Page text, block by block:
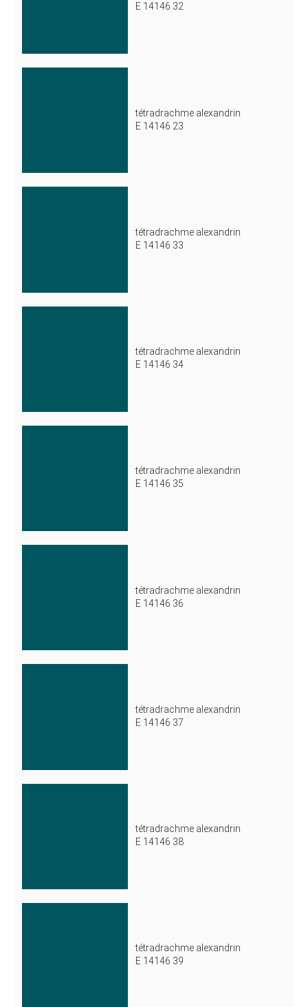
E 14146 32
tétradrachme alexandrin
E 14146 23
tétradrachme alexandrin
E 14146 33
tétradrachme alexandrin
E 14146 34
tétradrachme alexandrin
E 14146 35
tétradrachme alexandrin
E 14146 36
tétradrachme alexandrin
E 14146 37
tétradrachme alexandrin
E 14146 38
tétradrachme alexandrin
E 14146 39